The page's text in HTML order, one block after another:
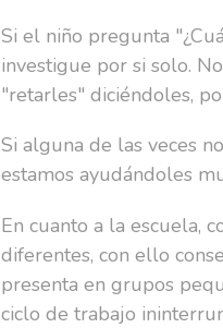
Si el niño pregunta
investigue por si solo.
"retarles" diciéndoles,
Si alguna de las veces
estamos ayudándoles
En cuanto a la escuela,
diferentes, con ello
presenta en grupos
ciclo de trabajo